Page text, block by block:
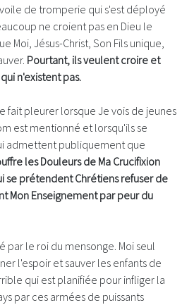
de tromperie qui s'est déployé
ne croient pas en Dieu le
Moi, Jésus-Christ, Son Fils unique,
Pourtant, ils veulent croire et
n'existent pas.
fait pleurer lorsque Je vois de jeunes
est mentionné et lorsqu'ils se
admettent publiquement que
les Douleurs de Ma Crucifixion
se prétendent Chrétiens refuser de
Mon Enseignement par peur du
le roi du mensonge. Moi seul
l'espoir et sauver les enfants de
qui est planifiée pour infliger la
par ces armées de puissants